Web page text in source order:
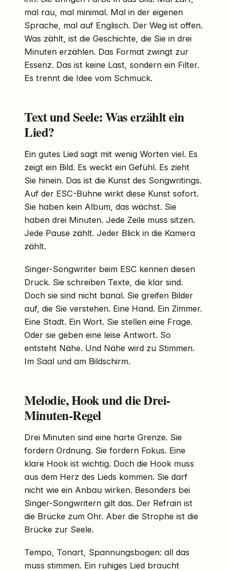
mal rau, mal minimal. Mal in der eigenen
Sprache, mal auf Englisch. Der Weg ist offen.
Was zählt, ist die Geschichte, die Sie in drei
Minuten erzählen. Das Format zwingt zur
Essenz. Das ist keine Last, sondern ein Filter.
Es trennt die Idee vom Schmuck.
Text und Seele: Was erzählt ein
Lied?
Ein gutes Lied sagt mit wenig Worten viel. Es
zeigt ein Bild. Es weckt ein Gefühl. Es zieht
Sie hinein. Das ist die Kunst des Songwritings.
Auf der ESC-Bühne wirkt diese Kunst sofort.
Sie haben kein Album, das wächst. Sie
haben drei Minuten. Jede Zeile muss sitzen.
Jede Pause zählt. Jeder Blick in die Kamera
zählt.
Singer-Songwriter beim ESC kennen diesen
Druck. Sie schreiben Texte, die klar sind.
Doch sie sind nicht banal. Sie greifen Bilder
auf, die Sie verstehen. Eine Hand. Ein Zimmer.
Eine Stadt. Ein Wort. Sie stellen eine Frage.
Oder sie geben eine leise Antwort. So
entsteht Nähe. Und Nähe wird zu Stimmen.
Im Saal und am Bildschirm.
Melodie, Hook und die Drei-
Minuten-Regel
Drei Minuten sind eine harte Grenze. Sie
fordern Ordnung. Sie fordern Fokus. Eine
klare Hook ist wichtig. Doch die Hook muss
aus dem Herz des Lieds kommen. Sie darf
nicht wie ein Anbau wirken. Besonders bei
Singer-Songwritern gilt das. Der Refrain ist
die Brücke zum Ohr. Aber die Strophe ist die
Brücke zur Seele.
Tempo, Tonart, Spannungsbogen: all das
muss stimmen. Ein ruhiges Lied braucht